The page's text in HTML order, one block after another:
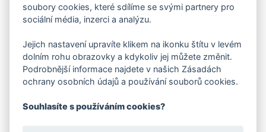
soubory cookies, které sdílíme se svými partnery pro
sociální média, inzerci a analýzu.
Jejich nastavení upravíte klikem na ikonku štítu v levém
dolním rohu obrazovky a kdykoliv jej můžete změnit.
Podrobnější informace najdete v našich Zásadách
ochrany osobních údajů a používání souborů cookies.
Souhlasíte s používáním cookies?